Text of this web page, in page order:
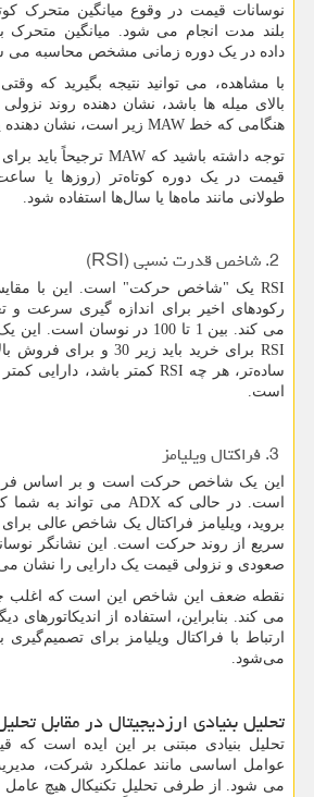
نوسانات قیمت در وقوع میانگین متحرک
بلند مدت انجام می شود. میانگین متحرک
داده در یک دوره زمانی مشخص محاسبه می
با مشاهده، می توانید نتیجه بگیرید که
بالای میله ها باشد، نشان دهنده روند
هنگامی که خط MAW زیر است، نشان
توجه داشته باشید که MAWترجیحاً باید
قیمت در یک دوره کوتاه‌تر (روزها یا
طولانی مانند ماه‌ها یا سال‌ها استفاده شود.
2. شاخص قدرت نسبی ( RSI
)
RSI یک "شاخص حرکت" است. این با
رکودهای اخیر برای اندازه گیری سرعت و
می کند. بین 1 تا 100 در نوسان است. این یک باور عمومی است که
RSI
ساده‌تر، هر چه RSI کمتر باشد، دارایی
است.
3. فراکتال ویلیامز
این یک شاخص حرکت است و بر اساس
است. در حالی کهADX می تواند به شما
بروید، ویلیامز فراکتال یک شاخص عالی
سریع از روند حرکت است. این نشانگر
صعودی و نزولی قیمت یک دارایی را نشان
نقطه ضعف این شاخص این است که اغلب
می کند. بنابراین، استفاده از اندیکاتورهای
ارتباط با فراکتال ویلیامز برای
می‌شود.
تحلیل بنیادی ارزدیجیتال در مقابل
تحلیل بنیادی مبتنی بر این ایده است که
عوامل اساسی مانند عملکرد شرکت، مدیریت
می شود. از طرفی تحلیل تکنیکال هیچ عامل